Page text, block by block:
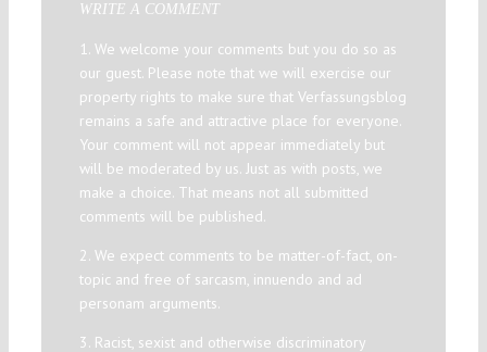
WRITE A COMMENT
1. We welcome your comments but you do so as
our guest. Please note that we will exercise our
property rights to make sure that Verfassungsblog
remains a safe and attractive place for everyone.
Your comment will not appear immediately but
will be moderated by us. Just as with posts, we
make a choice. That means not all submitted
comments will be published.
2. We expect comments to be matter-of-fact, on-
topic and free of sarcasm, innuendo and ad
personam arguments.
3. Racist, sexist and otherwise discriminatory